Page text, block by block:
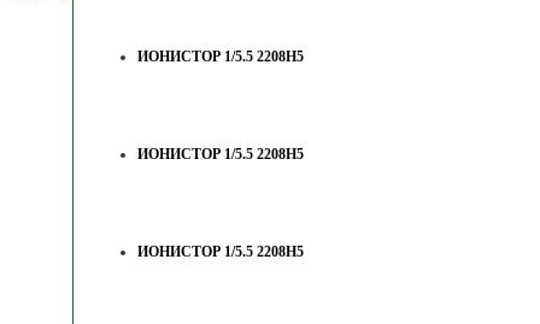
ИОНИСТОР 1/5.5 2208H5
ИОНИСТОР 1/5.5 2208H5
ИОНИСТОР 1/5.5 2208H5